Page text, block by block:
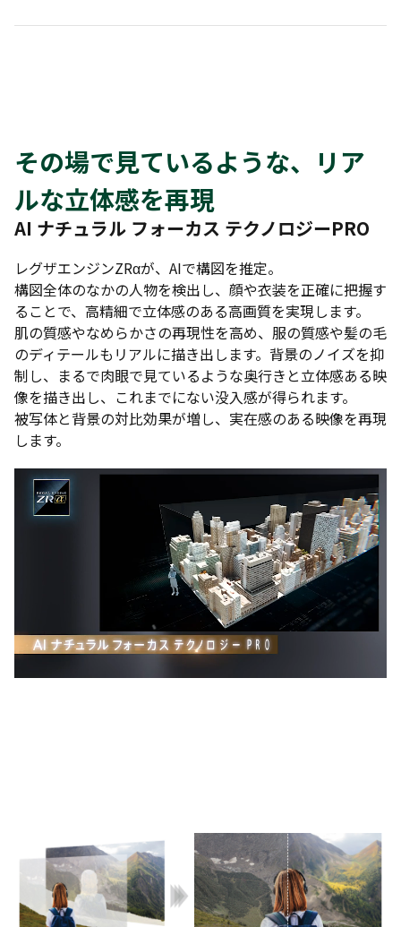
その場で見ているような、リア
ルな立体感を再現
AI ナチュラル フォーカス テクノロジーPRO
レグザエンジンZRαが、AIで構図を推定。
構図全体のなかの人物を検出し、顔や衣装を正確に把握す
ることで、高精細で立体感のある高画質を実現します。
肌の質感やなめらかさの再現性を高め、服の質感や髪の毛
のディテールもリアルに描き出します。背景のノイズを抑
制し、まるで肉眼で見ているような奥行きと立体感ある映
像を描き出し、これまでにない没入感が得られます。
被写体と背景の対比効果が増し、実在感のある映像を再現
します。